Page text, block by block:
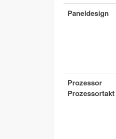
Paneldesign
Prozessor
Prozessortakt